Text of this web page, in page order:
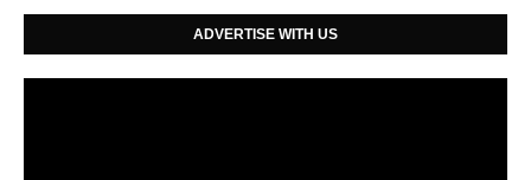
ADVERTISE WITH US